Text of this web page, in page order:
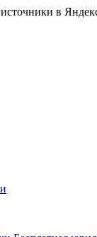
в